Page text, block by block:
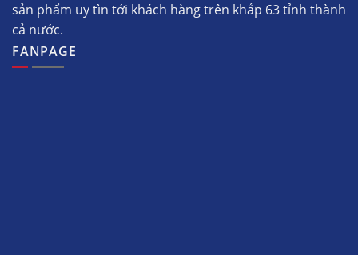
sản phẩm uy tìn tới khách hàng trên khắp 63 tỉnh thành
cả nước.
FANPAGE